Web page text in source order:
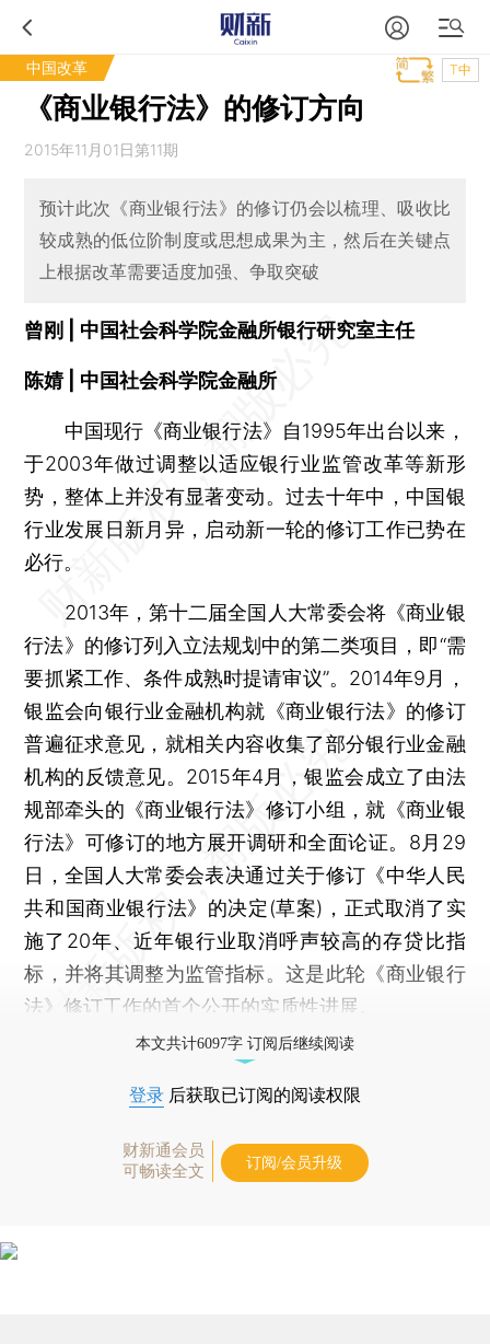
中国改革 T中
《商业银行法》的修订方向
2015年11月01日第11期
预计此次《商业银行法》的修订仍会以梳理、吸收比
较成熟的低位阶制度或思想成果为主，然后在关键点
上根据改革需要适度加强、争取突破
曾刚 | 中国社会科学院金融所银行研究室主任
陈婧 | 中国社会科学院金融所
中国现行《商业银行法》自1995年出台以来，
于2003年做过调整以适应银行业监管改革等新形
势，整体上并没有显著变动。过去十年中，中国银
行业发展日新月异，启动新一轮的修订工作已势在
必行。
2013年，第十二届全国人大常委会将《商业银
行法》的修订列入立法规划中的第二类项目，即“需
要抓紧工作、条件成熟时提请审议”。2014年9月，
银监会向银行业金融机构就《商业银行法》的修订
普遍征求意见，就相关内容收集了部分银行业金融
机构的反馈意见。2015年4月，银监会成立了由法
规部牵头的《商业银行法》修订小组，就《商业银
行法》可修订的地方展开调研和全面论证。8月29
日，全国人大常委会表决通过关于修订《中华人民
共和国商业银行法》的决定(草案)，正式取消了实
施了20年、近年银行业取消呼声较高的存贷比指
标，并将其调整为监管指标。这是此轮《商业银行
法》修订工作的首个公开的实质性进展。
本文共计6097字 订阅后继续阅读
登录 后获取已订阅的阅读权限
财新通会员
可畅读全文
订阅/会员升级